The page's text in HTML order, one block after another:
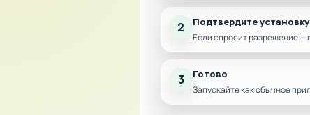
2 Подтвердите установку
Если спросит разрешение —
3 Готово
Запускайте как обычное